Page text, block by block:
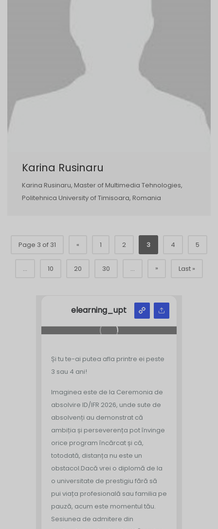
Karina Rusinaru
Karina Rusinaru, Master of Multimedia Tehnologies,
Politehnica University of Timisoara, Romania
Page 3 of 31 « 1 2 3 4 5
... 10 20 30 ... » Last »
elearning_upt
Și tu te-ai putea afla printre ei peste
3 sau 4 ani!
Imaginea este de la Ceremonia de
absolvire ID/IFR 2026, unde sute de
absolvenți au demonstrat că
ambiția și perseverența pot învinge
orice program încărcat și că,
totodată, distanța nu este un
obstacol.Dacă vrei o diplomă de la
o universitate de prestigiu fără să
pui viața profesională sau familia pe
pauză, acum este momentul tău.
Sesiunea de admitere din